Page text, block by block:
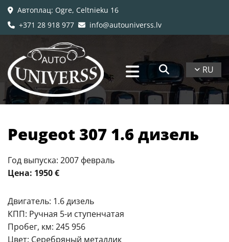
 Автоплац: Ogre, Celtnieku 16
 +371 28 918 977  info@autouniverss.lv
RU
Peugeot 307 1.6 дизель
Год выпуска: 2007 февраль
Цена: 1950€
Двигатель: 1.6 дизель
КПП: Ручная 5-и ступенчатая
Пробег, км: 245 956
Цвет: Серебряный металлик